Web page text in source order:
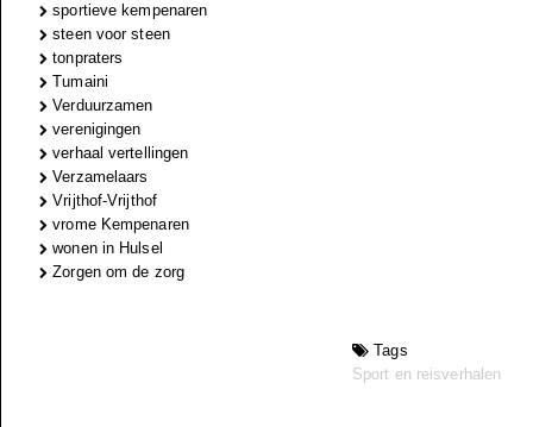
sportieve kempenaren
steen voor steen
tonpraters
Tumaini
Verduurzamen
verenigingen
verhaal vertellingen
Verzamelaars
Vrijthof-Vrijthof
vrome Kempenaren
wonen in Hulsel
Zorgen om de zorg
Tags
Sport en reisverhalen